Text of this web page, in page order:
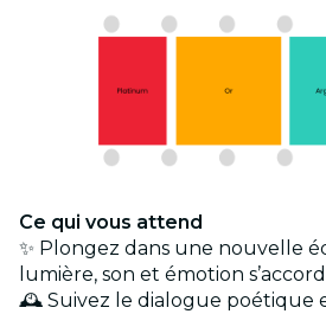
Ce qui vous attend
✨ Plongez dans une nouvelle
lumière, son et émotion
🕰️ Suivez le dialogue poétique